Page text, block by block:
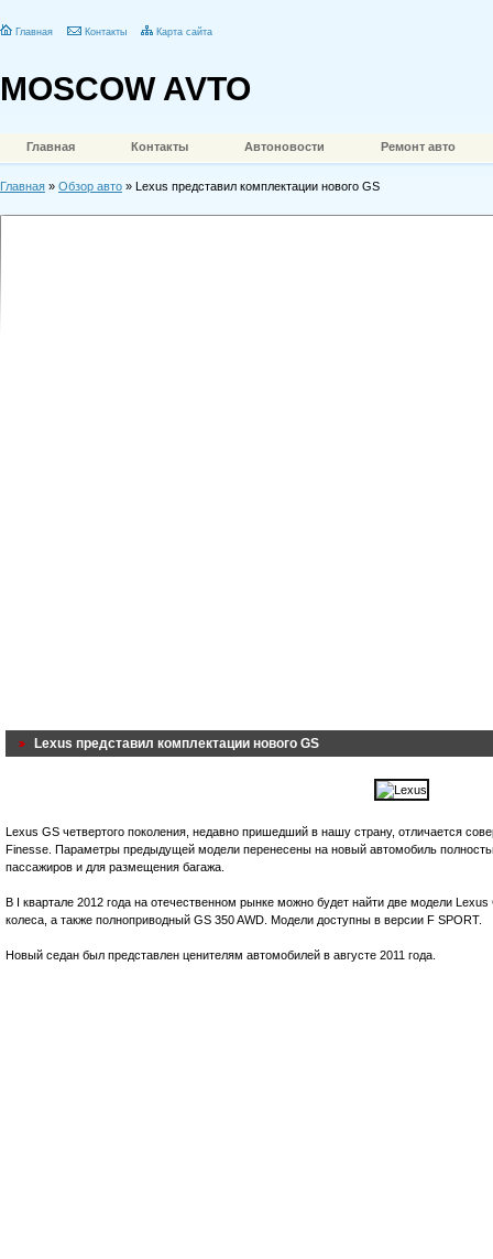
Главная Контакты Карта сайта
MOSCOW AVTO
Главная Контакты Автоновости Ремонт авто
Главная » Обзор авто » Lexus представил комплектации нового GS
Lexus представил комплектации нового GS
Lexus GS четвертого поколения, недавно пришедший в нашу страну, отличается
Finesse. Параметры предыдущей модели перенесены на новый автомобиль
пассажиров и для размещения багажа.
В I квартале 2012 года на отечественном рынке можно будет найти две модели
колеса, а также полноприводный GS 350 AWD. Модели доступны в версии F SPORT.
Новый седан был представлен ценителям автомобилей в августе 2011 года.